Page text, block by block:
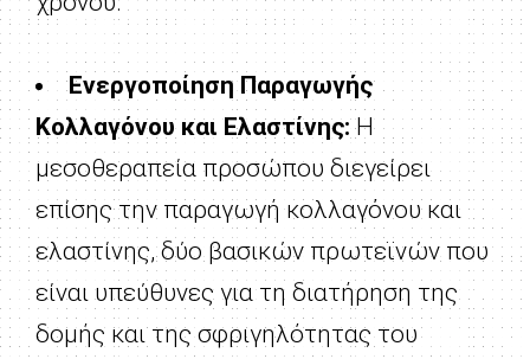
Ενεργοποίηση Παραγωγής
Κολλαγόνου και Ελαστίνης:Η
μεσοθεραπεία προσώπου διεγείρει
επίσης την παραγωγή κολλαγόνου και
ελαστίνης, δύο βασικών πρωτεϊνών που
είναι υπεύθυνες για τη διατήρηση της
δομής και της σφριγηλότητας του